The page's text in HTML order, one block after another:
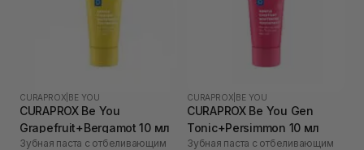
CURAPROX BE YOU
CURAPROX Be You
Grapefruit+Bergamot 10 мл
Зубная паста с отбеливающим
CURAPROX BE YOU
CURAPROX Be You Gen
Tonic+Persimmon 10 мл
Зубная паста с отбеливающим